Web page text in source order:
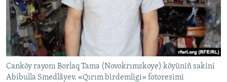
Canköy rayonı Borlaq Tama (Novokrımskoye) köyüniñ sakini
Abibulla Smedlâyev. «Qırım birdemligi» fotoresimi